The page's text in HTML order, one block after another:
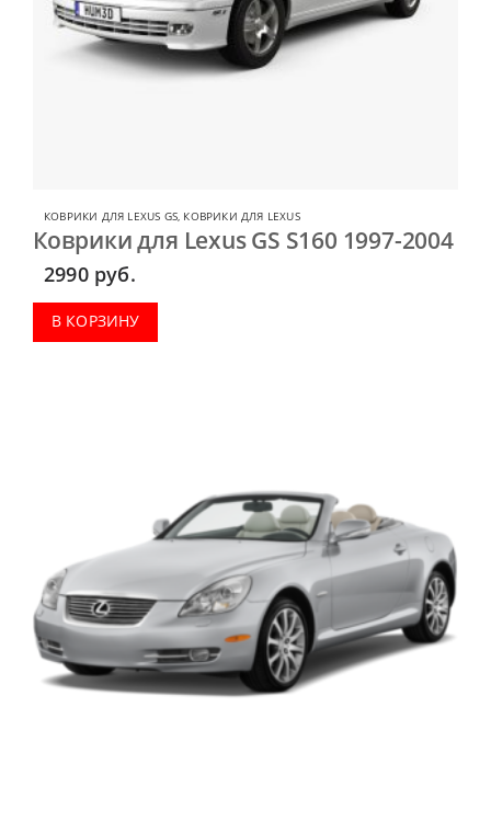
КОВРИКИ ДЛЯ LEXUS GS, КОВРИКИ ДЛЯ LEXUS
Коврики для Lexus GS S160 1997-2004
2990 руб.
В КОРЗИНУ